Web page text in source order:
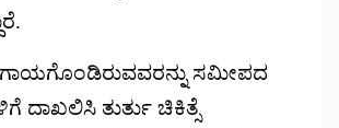
ಗಾಯಗೊಂಡಿರುವವರನ್ನು ಸಮೀಪದ
ದಾಖಲಿಸಿ ತುರ್ತು ಚಿಕಿತ್ಸೆ